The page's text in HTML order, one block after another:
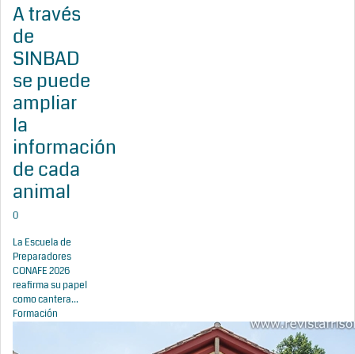
A través
de
SINBAD
se puede
ampliar
la
información
de cada
animal
0
La Escuela de
Preparadores
CONAFE 2026
reafirma su papel
como cantera...
Formación